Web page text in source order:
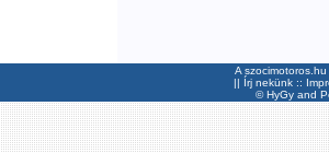
A
|| Írj nekünk ::
©HyGyand